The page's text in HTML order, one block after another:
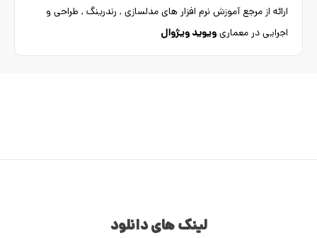
ارائه از مرجع آموزش نرم افزار های مدلسازی , رندرینگ , طراحی و
اجرایی در معماریویوید ویژوال
لینک های دانلود